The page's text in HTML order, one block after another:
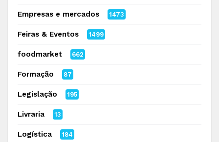
Empresas e mercados 1473
Feiras & Eventos 1499
foodmarket 662
Formação 87
Legislação 195
Livraria 13
Logística 184